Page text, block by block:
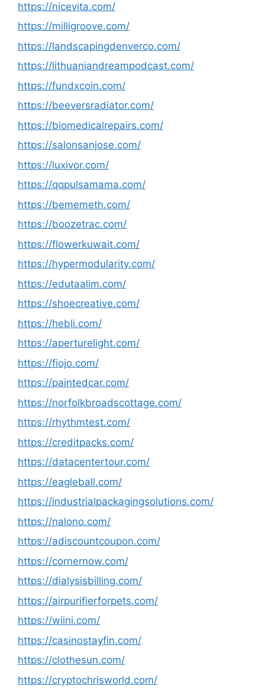
https://nicevita.com/
https://milligroove.com/
https://landscapingdenverco.com/
https://lithuaniandreampodcast.com/
https://fundxcoin.com/
https://beeversradiator.com/
https://biomedicalrepairs.com/
https://salonsanjose.com/
https://luxivor.com/
https://qqpulsamama.com/
https://bememeth.com/
https://boozetrac.com/
https://flowerkuwait.com/
https://hypermodularity.com/
https://edutaalim.com/
https://shoecreative.com/
https://hebli.com/
https://aperturelight.com/
https://fiojo.com/
https://paintedcar.com/
https://norfolkbroadscottage.com/
https://rhythmtest.com/
https://creditpacks.com/
https://datacentertour.com/
https://eagleball.com/
https://industrialpackagingsolutions.com/
https://nalono.com/
https://adiscountcoupon.com/
https://cornernow.com/
https://dialysisbilling.com/
https://airpurifierforpets.com/
https://wiini.com/
https://casinostayfin.com/
https://clothesun.com/
https://cryptochrisworld.com/